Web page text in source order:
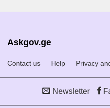
Askgov.ge
Contact us Help Privacy
Newsletter